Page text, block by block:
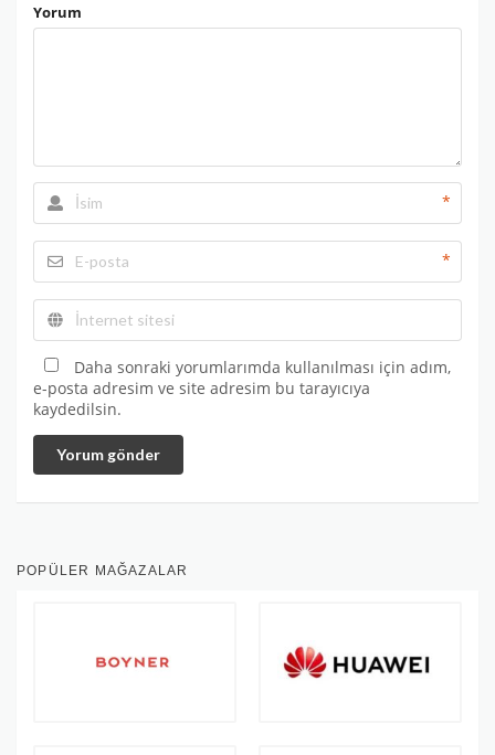
Yorum
*
*
Daha sonraki yorumlarımda kullanılması için adım,
e-posta adresim ve site adresim bu tarayıcıya
kaydedilsin.
Yorum gönder
POPÜLER MAĞAZALAR